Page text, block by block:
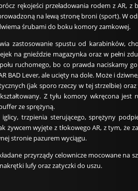
rękojeści przeładowania rodem z AR,
na lewą stronę broni (sport). W
śrubami do boku komory zamkowej.
zastosowanie spustu od karabinków,
na gnieździe magazynka oraz w pełni
ruchomego, bo co prawda naciskamy
BAD Lever, ale ucięty na dole. Może i
(jak sporo rzeczy w tej strzelbie)
Z tyłu komory wkręcona
ze sprężyną.
trzpienia sterującego, sprężyny
wyjęte z tłokowego AR, z tym, że
stronie pazurem wyciągu.
przyrządy celownicze mocowane na
lufy oraz zatyczki do uszu.